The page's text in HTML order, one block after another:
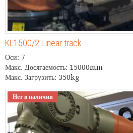
KL1500/2 Linear track
Оси: 7
Макс. Досягаемость: 15000mm
Макс. Загрузить: 350kg
Нет в наличии